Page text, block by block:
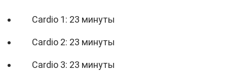
Cardio 1: 23 минуты
Cardio 2: 23 минуты
Cardio 3: 23 минуты